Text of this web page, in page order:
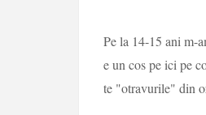
Pe la 14-15 ani m-
e un cos pe ici pe
te "otravurile" din